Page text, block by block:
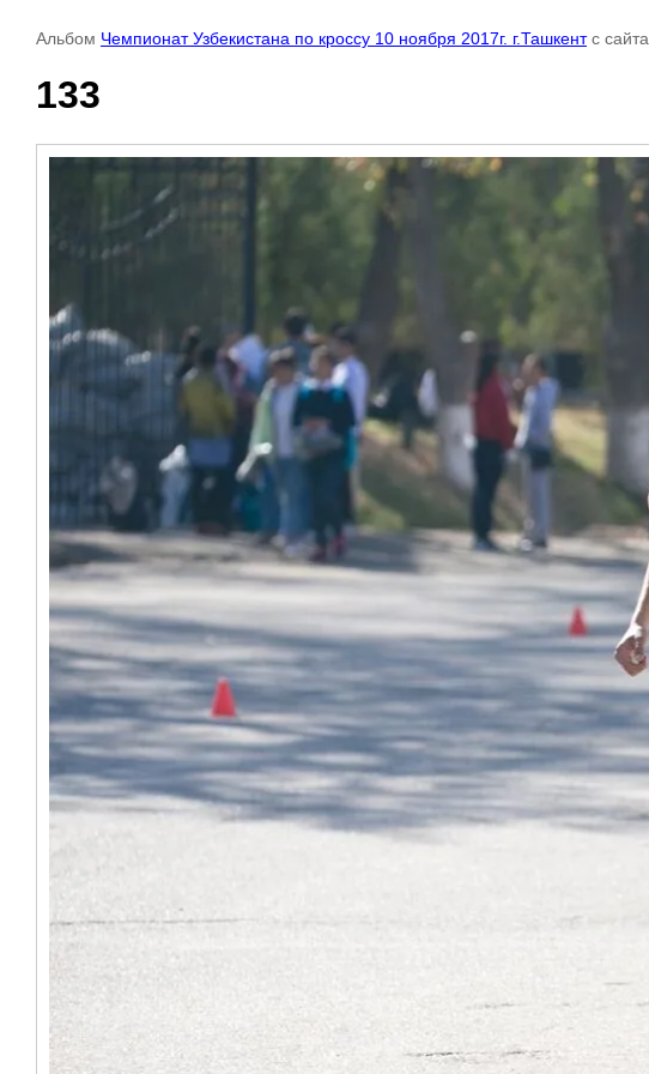
Альбом Чемпионат Узбекистана по кроссу 10 ноября 2017г. г.Ташкентс сайта
133